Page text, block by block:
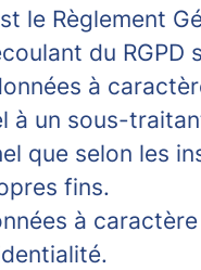
le Règlement
du
à
à un sous-
que selon les
fins.
à